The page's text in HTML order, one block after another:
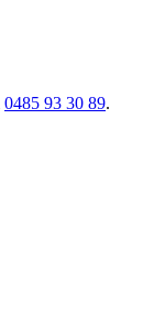
0485 93 30 89.